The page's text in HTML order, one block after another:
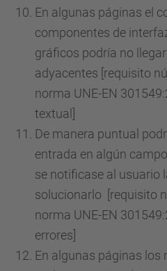
En algunas páginas el
componentes de
gráficos podría no
adyacentes [requisito
norma UNE-EN
textual]
De manera puntual
entrada en algún
se notificase al usuario
solucionarlo [requisito
norma UNE-EN
errores]
En algunas páginas los